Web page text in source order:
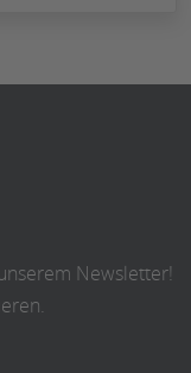
Newsletter!